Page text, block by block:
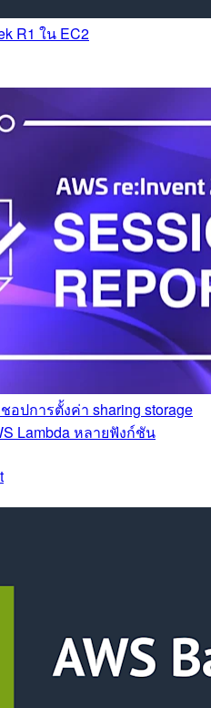
R1 ใน EC2
ปการตั้งค่า sharing storage
Lambda หลายฟังก์ชัน